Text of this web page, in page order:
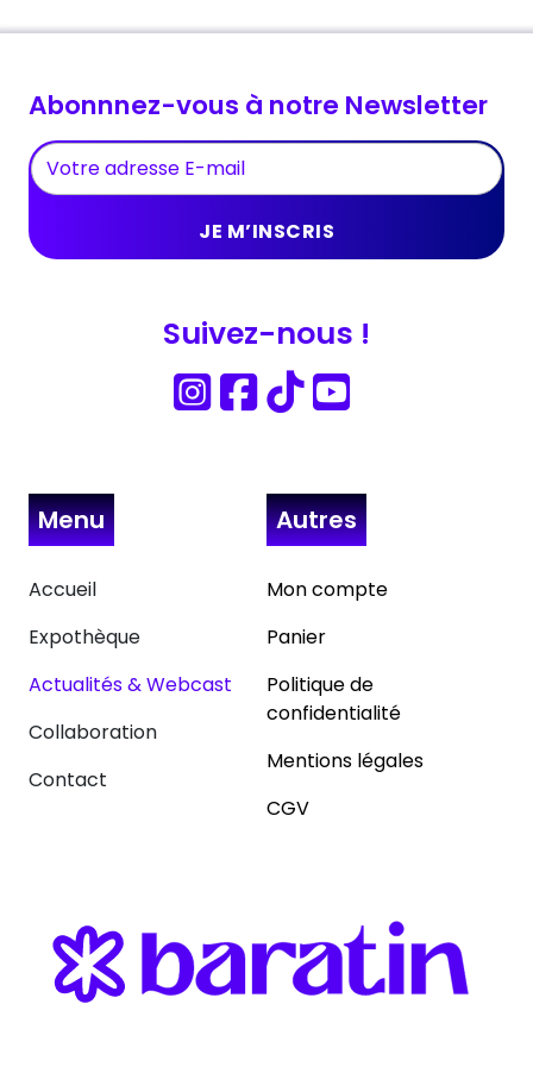
Abonnnez-vous à notre Newsletter
Suivez-nous !
Menu
Accueil
Expothèque
Actualités & Webcast
Collaboration
Contact
Autres
Mon compte
Panier
Politique de
confidentialité
Mentions légales
CGV